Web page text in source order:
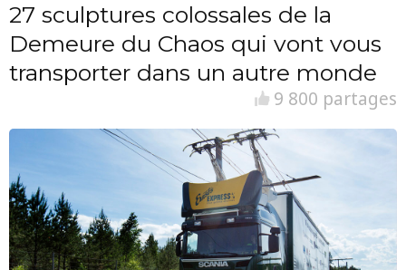
27 sculptures colossales de la
Demeure du Chaos qui vont vous
transporter dans un autre monde
9 800 partages